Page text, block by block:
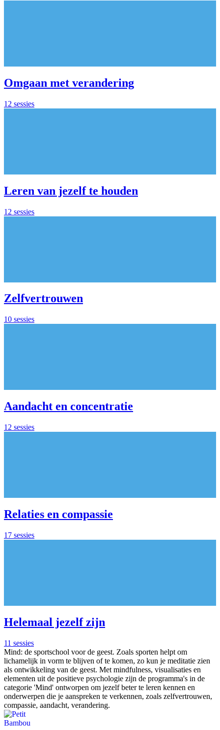
Omgaan met verandering
12 sessies
Leren van jezelf te houden
12 sessies
Zelfvertrouwen
10 sessies
Aandacht en concentratie
12 sessies
Relaties en compassie
17 sessies
Helemaal jezelf zijn
11 sessies
Mind: de sportschool voor de geest. Zoals sporten helpt om
lichamelijk in vorm te blijven of te komen, zo kun je meditatie zien
als ontwikkeling van de geest. Met mindfulness, visualisaties en
elementen uit de positieve psychologie zijn de programma's in de
categorie 'Mind' ontworpen om jezelf beter te leren kennen en
onderwerpen die je aanspreken te verkennen, zoals zelfvertrouwen,
compassie, aandacht, verandering.